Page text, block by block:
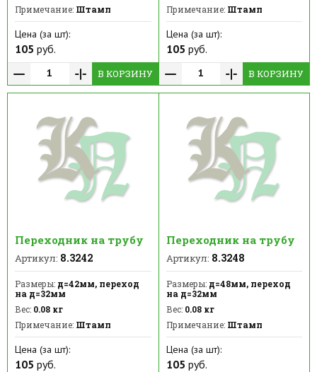
Примечание: Штамп
Цена (за шт):
105 руб.
В КОРЗИНУ
Примечание:Штамп
Цена (за шт):
105 руб.
В КОРЗИНУ
Переходник на трубу
Артикул: 8.3242
Размеры: д=42мм, переход
на д=32мм
Вес: 0.08 кг
Примечание: Штамп
Цена (за шт):
105 руб.
Переходник на трубу
Артикул: 8.3248
Размеры:д=48мм, переход
на д=32мм
Вес:0.08 кг
Примечание:Штамп
Цена (за шт):
105 руб.